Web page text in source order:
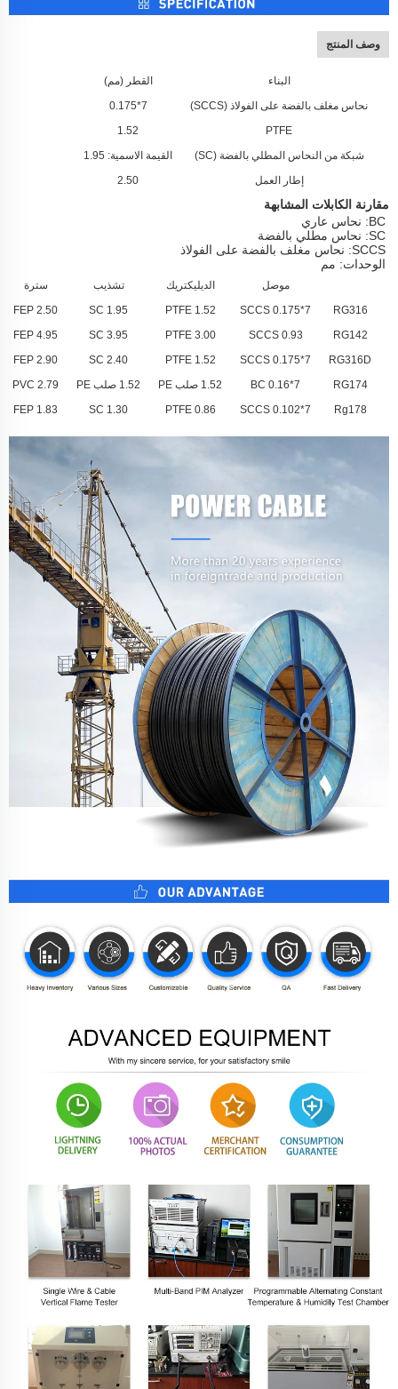
وصف المنتج
البناء
القطر (مم)
نحاس مغلف بالفضة على الفولاذ (SCCS)
7*0.175
PTFE
1.52
شبكة من النحاس المطلي بالفضة (SC)
القيمة الاسمية: 1.95
إطار العمل
2.50
مقارنة الكابلات المشابهة
BC: نحاس عاري
SC: نحاس مطلي بالفضة
SCCS: نحاس مغلف بالفضة على الفولاذ
الوحدات: مم
موصل الديليكتريك تشذيب
سترة
RG316
7*0.175 SCCS
1.52 PTFE
1.95 SC
2.50 FEP
RG142
0.93 SCCS
3.00 PTFE
3.95 SC
4.95 FEP
RG316D
7*0.175 SCCS
1.52 PTFE
2.40 SC
2.90 FEP
RG174
7*0.16 BC 1.52 صلب PE 1.52 صلب PE
2.79 PVC
Rg178
7*0.102 SCCS
0.86 PTFE
1.30 SC
1.83 FEP